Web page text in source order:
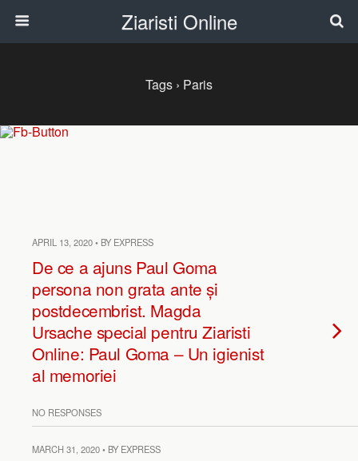
Ziaristi Online
Tags › Paris
APRIL 13, 2020 • BY EXPRESS
De ce a ajuns Paul Goma
persona non grata ante și
postdecembrist. Magda
Ursache special pentru Ziaristi
Online: Paul Goma – Un igienist
al memoriei
NO RESPONSES
MARCH 31, 2020 • BY EXPRESS